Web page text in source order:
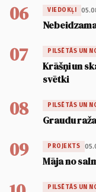
06 VIEDOKĻI
07 PILSĒTĀS UN
Krāšņi un
svētki
08 PILSĒTĀS UN
Graudu
09 PROJEKTS
Māja no
PILSĒTĀS UN